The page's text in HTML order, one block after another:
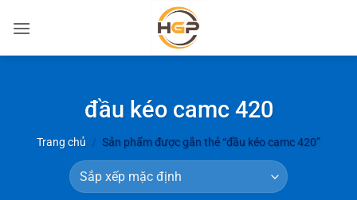
qua
đầu kéo camc 420
Trang chủ / Sản phẩm được gắn thẻ “đầu kéo camc 420”